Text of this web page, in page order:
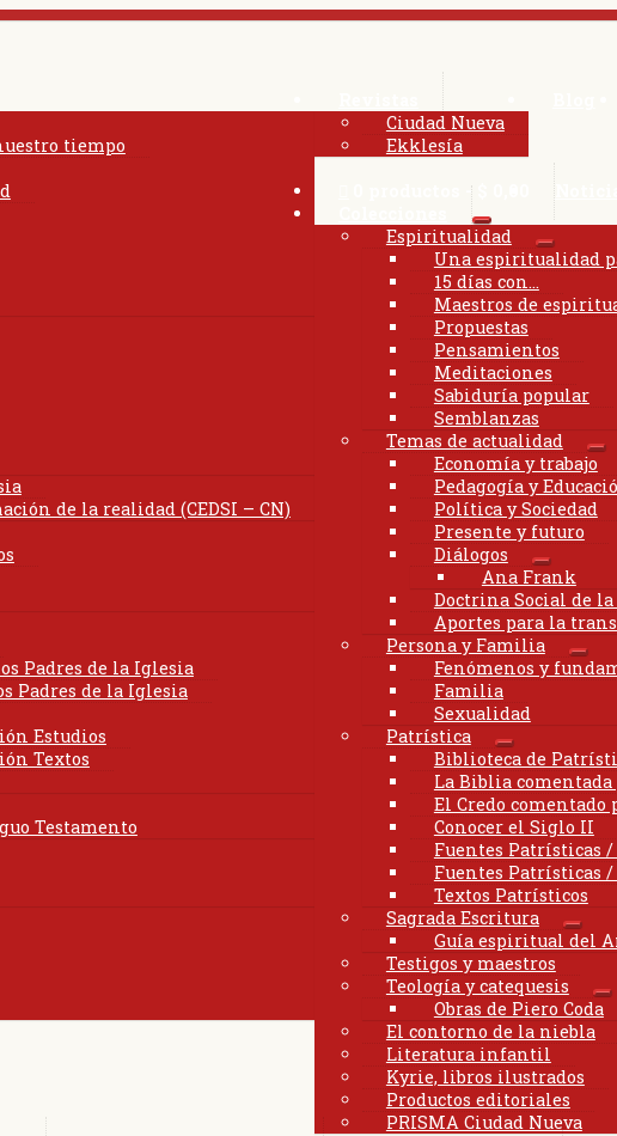
tiempo
de la realidad (CEDSI – CN)
Padres de la Iglesia
Padres de la Iglesia
Estudios
Textos
Testamento
Ciudad Nueva
Ekklesía
Expandir
el
menú
hijo
Espiritualidad
el
menú
hijo
Una espiritualidad
15 días con…
Maestros de
Propuestas
Pensamientos
Meditaciones
Sabiduría popular
Semblanzas
Temas de actualidad
el
hijo
Economía y trabajo
Pedagogía y
Política y Sociedad
Presente y futuro
Diálogos
Expandir
el
menú
hijo
Ana Frank
Doctrina Social de
Aportes para la
Persona y Familia
el
Fenómenos y
Familia
Sexualidad
Patrística
Expandir
el
menú
hijo
Biblioteca de
La Biblia
El Credo comentado
Conocer el Siglo II
Fuentes Patrísticas /
Fuentes Patrísticas /
Textos Patrísticos
Sagrada Escritura
el
hijo
Guía espiritual del
Testigos y maestros
Teología y catequesis
el
Obras de Piero Coda
El contorno de la niebla
Literatura infantil
Kyrie, libros ilustrados
Productos editoriales
PRISMA Ciudad Nueva